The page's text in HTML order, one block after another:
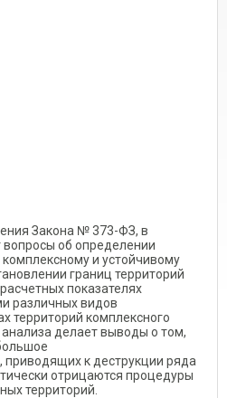
Закона № 373-ФЗ, в
вопросы об определении
и устойчивому
границ территорий
показателях
различных видов
территорий комплексного
делает выводы о том,
приводящих к деструкции ряда
отрицаются процедуры
территорий.